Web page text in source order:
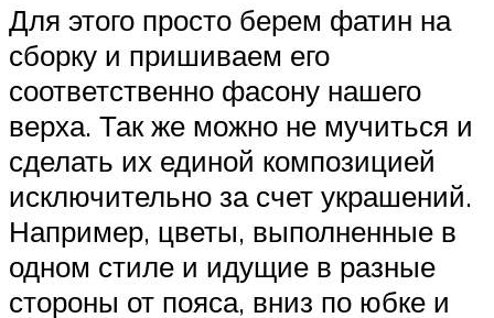
Для этого просто берем фатин на
сборку и пришиваем его
соответственно фасону нашего
верха. Так же можно не мучиться и
сделать их единой композицией
исключительно за счет украшений.
Например, цветы, выполненные в
одном стиле и идущие в разные
стороны от пояса, вниз по юбке и